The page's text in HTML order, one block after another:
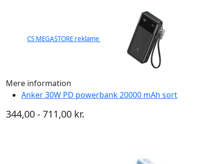
CS MEGASTORE reklame
Mere information
Anker 30W PD powerbank 20000 mAh sort
344,00 - 711,00 kr.